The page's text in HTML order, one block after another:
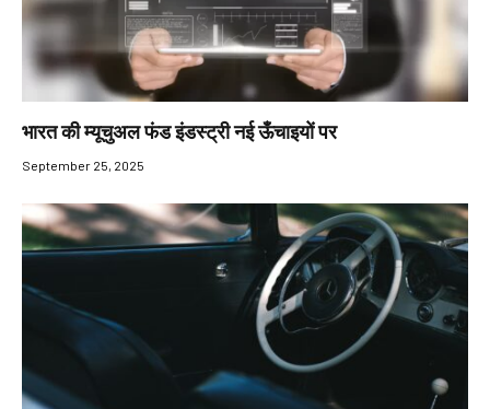
भारत की म्यूचुअल फंड इंडस्ट्री नई ऊँचाइयों पर
September 25, 2025